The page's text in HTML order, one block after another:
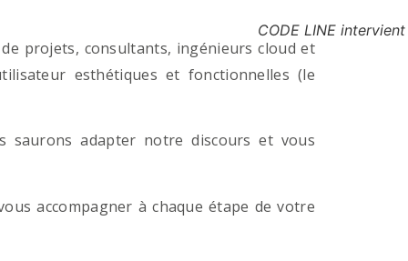
projets, consultants, ingénieurs cloud et
esthétiques et fonctionnelles (le
saurons adapter notre discours et vous
accompagner à chaque étape de votre
CODE LINE